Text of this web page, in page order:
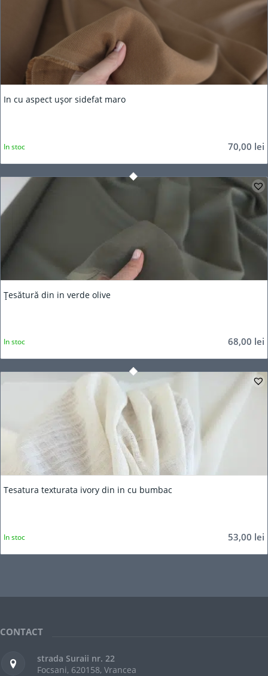
In cu aspect ușor sidefat maro
70,00 lei
In stoc
Țesătură din in verde olive
68,00 lei
In stoc
Tesatura texturata ivory din in cu bumbac
53,00 lei
In stoc
CONTACT
strada Suraii nr. 22
Focsani, 620158, Vrancea